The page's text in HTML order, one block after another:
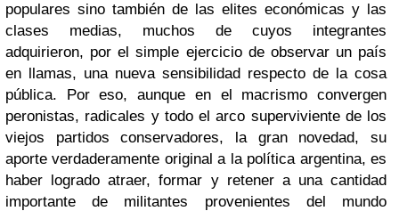
populares sino también de las elites económicas y las
clases medias, muchos de cuyos integrantes
adquirieron, por el simple ejercicio de observar un país
en llamas, una nueva sensibilidad respecto de la cosa
pública. Por eso, aunque en el macrismo convergen
peronistas, radicales y todo el arco superviviente de los
viejos partidos conservadores, la gran novedad, su
aporte verdaderamente original a la política argentina, es
haber logrado atraer, formar y retener a una cantidad
importante de militantes provenientes del mundo